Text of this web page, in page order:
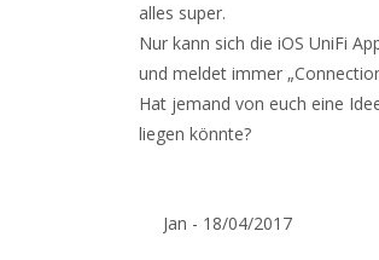
alles super.
Nur kann sich die iOS UniFi
und meldet immer
Hat jemand von euch eine
liegen könnte?
Jan - 18/04/2017